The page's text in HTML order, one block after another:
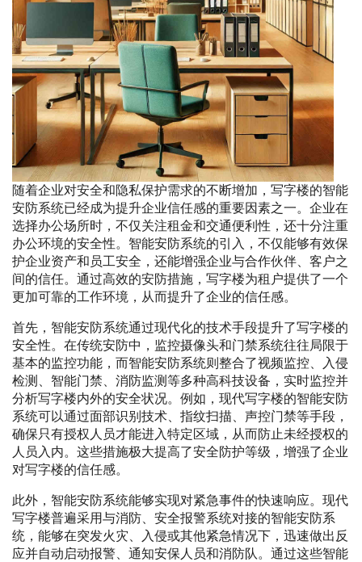
随着企业对安全和隐私保护需求的不断增加，写字楼的智能
安防系统已经成为提升企业信任感的重要因素之一。企业在
选择办公场所时，不仅关注租金和交通便利性，还十分注重
办公环境的安全性。智能安防系统的引入，不仅能够有效保
护企业资产和员工安全，还能增强企业与合作伙伴、客户之
间的信任。通过高效的安防措施，写字楼为租户提供了一个
更加可靠的工作环境，从而提升了企业的信任感。
首先，智能安防系统通过现代化的技术手段提升了写字楼的
安全性。在传统安防中，监控摄像头和门禁系统往往局限于
基本的监控功能，而智能安防系统则整合了视频监控、入侵
检测、智能门禁、消防监测等多种高科技设备，实时监控并
分析写字楼内外的安全状况。例如，现代写字楼的智能安防
系统可以通过面部识别技术、指纹扫描、声控门禁等手段，
确保只有授权人员才能进入特定区域，从而防止未经授权的
人员入内。这些措施极大提高了安全防护等级，增强了企业
对写字楼的信任感。
此外，智能安防系统能够实现对紧急事件的快速响应。现代
写字楼普遍采用与消防、安全报警系统对接的智能安防系
统，能够在突发火灾、入侵或其他紧急情况下，迅速做出反
应并自动启动报警、通知安保人员和消防队。通过这些智能